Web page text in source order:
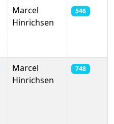
Marcel
Hinrichsen
546
Marcel
Hinrichsen
748